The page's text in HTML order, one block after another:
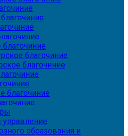
благочиние
благочиние
благочиние
управление
образования и